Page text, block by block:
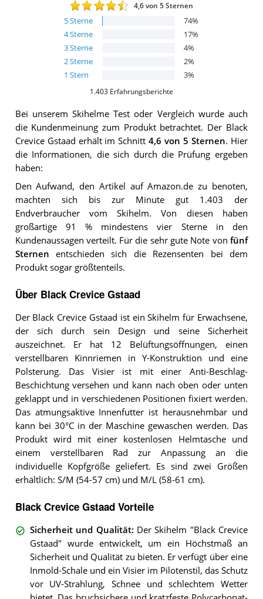
4,6von 5 Sternen
5Sterne 74%
4Sterne 17%
3Sterne 4%
2Sterne 2%
1 Stern 3%
1.403 Erfahrungsberichte
Bei unseremSkihelme Test oder Vergleich wurde auch
die Kundenmeinung zum Produkt betrachtet. Der Black
Crevice Gstaad erhält im Schnitt4,6 von 5 Sternen. Hier
die Informationen, die sich durch die Prüfung ergeben
haben:
Den Aufwand, den Artikel auf Amazon.de zu benoten,
machten sich bis zur Minute gut 1.403 der
Endverbraucher vom Skihelm. Von diesen haben
großartige 91 % mindestens vier Sterne in den
Kundenaussagen verteilt. Für die sehr gute Note von fünf
Sternen entschieden sich die Rezensenten bei dem
Produkt sogar größtenteils.
Über Black Crevice Gstaad
Der Black Crevice Gstaad ist ein Skihelm für Erwachsene,
der sich durch sein Design und seine Sicherheit
auszeichnet. Er hat 12 Belüftungsöffnungen, einen
verstellbaren Kinnriemen in Y-Konstruktion und eine
Polsterung. Das Visier ist mit einer Anti-Beschlag-
Beschichtung versehen und kann nach oben oder unten
geklappt und in verschiedenen Positionen fixiert werden.
Das atmungsaktive Innenfutter ist herausnehmbar und
kann bei 30°C in der Maschine gewaschen werden. Das
Produkt wird mit einer kostenlosen Helmtasche und
einem verstellbaren Rad zur Anpassung an die
individuelle Kopfgröße geliefert. Es sind zwei Größen
erhältlich: S/M (54-57 cm) und M/L (58-61 cm).
Black Crevice Gstaad Vorteile
Sicherheit und Qualität: Der Skihelm "Black Crevice
Gstaad" wurde entwickelt, um ein Höchstmaß an
Sicherheit und Qualität zu bieten. Er verfügt über eine
Inmold-Schale und ein Visier im Pilotenstil, das Schutz
vor UV-Strahlung, Schnee und schlechtem Wetter